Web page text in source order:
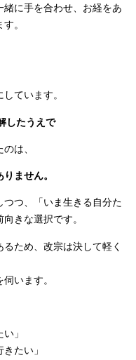
に手を合わせ、お経をあ
。
ています。
したうえで
は、
ません。
つ、「いま生きる自分た
きな選択です。
ため、改宗は決して軽く
います。
」
たい」